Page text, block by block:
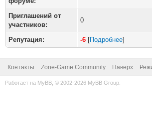
Приглашений от
участников:
0
Репутация: -6 [Подробнее]
Контакты Zone-Game Community Наверх
Работает на MyBB , © 2002-2026 MyBB Group